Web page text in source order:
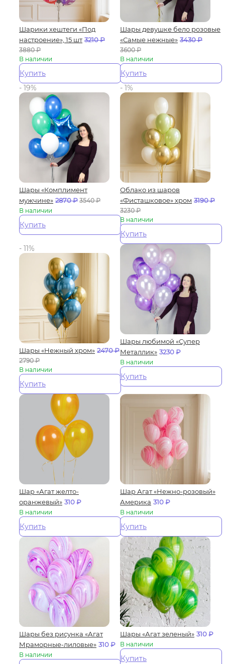
Шарики хештеги «Под
настроение», 15 шт 3210₽
3880₽
В наличии
Купить
Шары девушке бело розовые
«Самые нежные» 3430₽
3600₽
В наличии
Купить
- 19%
Шары «Комплимент
мужчине» 2870₽ 3540₽
В наличии
Купить
- 1%
Облако из шаров
«Фисташковое» хром 3190₽
3230₽
В наличии
Купить
- 11%
Шары «Нежный хром» 2470₽
2790₽
В наличии
Купить
Шары любимой «Супер
Металлик» 3230₽
В наличии
Купить
Шар «Агат желто-
оранжевый» 310₽
В наличии
Купить
Шар Агат «Нежно-розовый»
Америка 310₽
В наличии
Купить
Шары без рисунка «Агат
Мраморные-лиловые» 310₽
В наличии
Шары «Агат зеленый» 310₽
В наличии
Купить